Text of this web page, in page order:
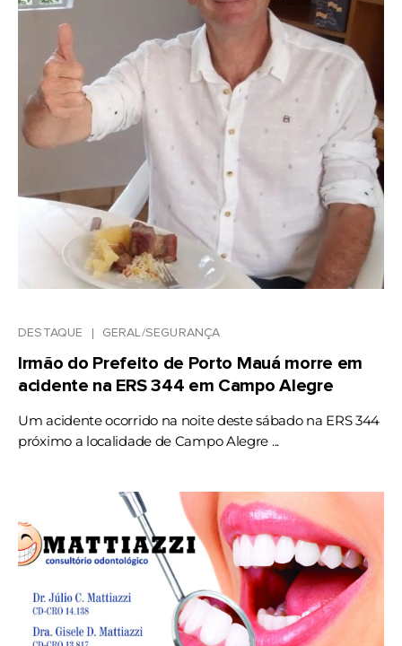
DESTAQUE GERAL/SEGURANÇA
Irmão do Prefeito de Porto Mauá morre em
acidente na ERS 344 em Campo Alegre
Um acidente ocorrido na noite deste sábado na ERS 344
próximo a localidade de Campo Alegre ...